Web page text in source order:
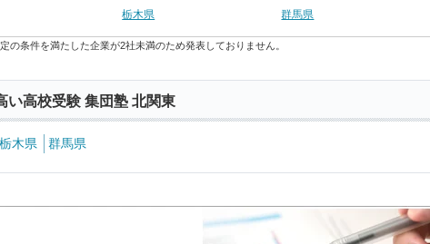
栃木県 群馬県
の条件を満たした企業が2社未満のため発表しておりません。
高校受験 集団塾 北関東
栃木県 群馬県